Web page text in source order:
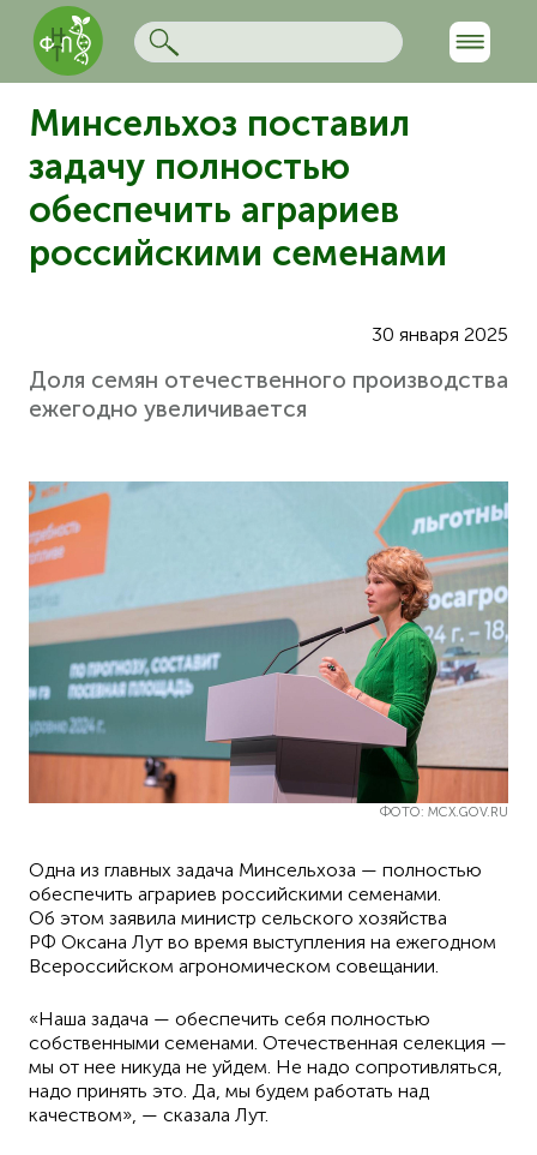
Минсельхоз поставил
задачу полностью
обеспечить аграриев
российскими семенами
30 января 2025
Доля семян отечественного производства
ежегодно увеличивается
ФОТО: MCX.GOV.RU
Одна из главных задача Минсельхоза — полностью
обеспечить аграриев российскими семенами.
Об этом заявила министр сельского хозяйства
РФ Оксана Лут во время выступления на ежегодном
Всероссийском агрономическом совещании.
«Наша задача — обеспечить себя полностью
собственными семенами. Отечественная селекция —
мы от нее никуда не уйдем. Не надо сопротивляться,
надо принять это. Да, мы будем работать над
качеством», — сказала Лут.